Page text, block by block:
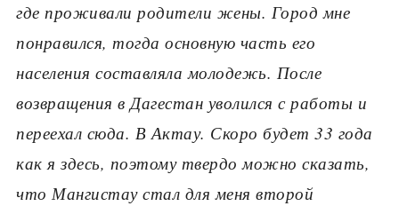
где проживали родители жены. Город мне
понравился, тогда основную часть его
населения составляла молодежь. После
возвращения в Дагестан уволился с работы и
переехал сюда. В Актау. Скоро будет 33 года
как я здесь, поэтому твердо можно сказать,
что Мангистау стал для меня второй